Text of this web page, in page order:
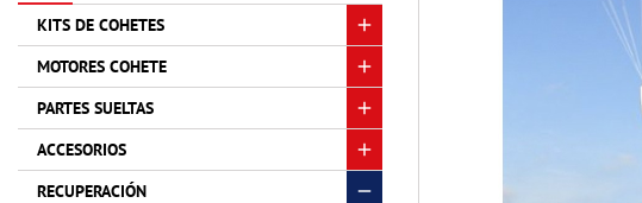
KITS DE COHETES
MOTORES COHETE
PARTES SUELTAS
ACCESORIOS
RECUPERACIÓN